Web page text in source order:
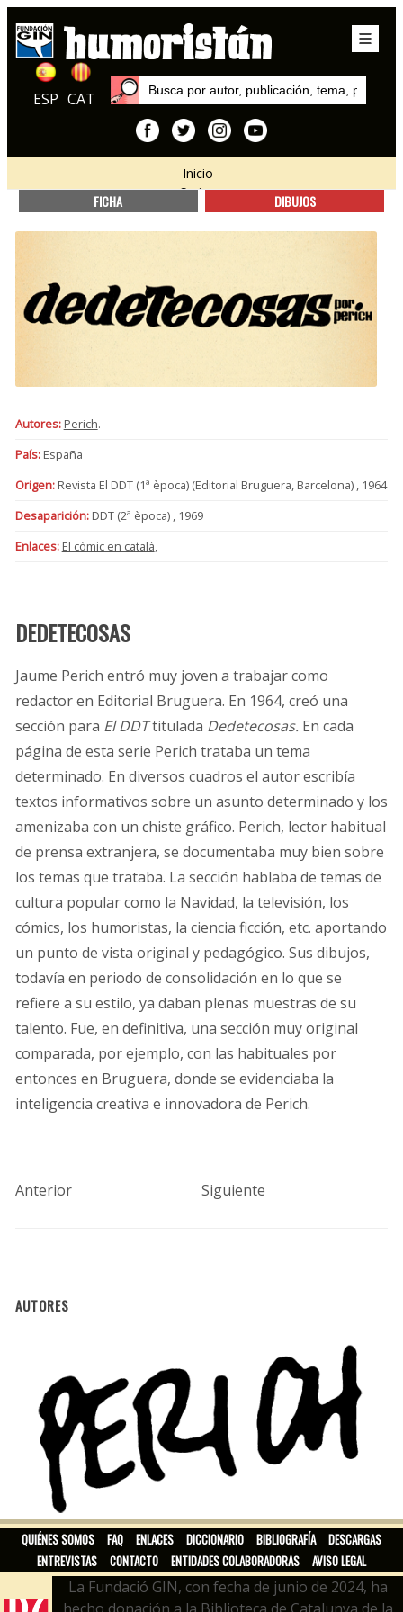
ESP CAT
Inicio
Series
FICHA DIBUJOS
Autores: Perich.
País:España
Origen:Revista El DDT (1ª època) (Editorial Bruguera, Barcelona) , 1964
Desaparición:DDT (2ª època) , 1969
Enlaces: El còmic en català,
DEDETECOSAS
Jaume Perich entró muy joven a trabajar como
redactor en Editorial Bruguera. En 1964, creó una
sección para El DDTtitulada Dedetecosas. En cada
página de esta serie Perich trataba un tema
determinado. En diversos cuadros el autor escribía
textos informativos sobre un asunto determinado y los
amenizaba con un chiste gráfico. Perich, lector habitual
de prensa extranjera, se documentaba muy bien sobre
los temas que trataba. La sección hablaba de temas de
cultura popular como la Navidad, la televisión, los
cómics, los humoristas, la ciencia ficción, etc. aportando
un punto de vista original y pedagógico. Sus dibujos,
todavía en periodo de consolidación en lo que se
refiere a su estilo, ya daban plenas muestras de su
talento. Fue, en definitiva, una sección muy original
comparada, por ejemplo, con las habituales por
entonces en Bruguera, donde se evidenciaba la
inteligencia creativa e innovadora de Perich.
Anterior Siguiente
AUTORES
PERICH
QUIÉNES SOMOS FAQ ENLACES DICCIONARIO BIBLIOGRAFÍA
DESCARGAS
ENTREVISTAS
CONTACTO ENTIDADES COLABORADORAS AVISO LEGAL
La Fundació GIN, con fecha de junio de 2024, ha